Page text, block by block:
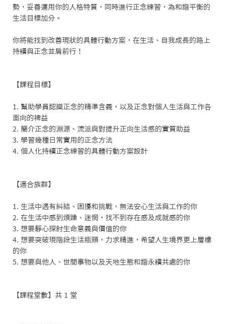
勢，妥善運用你的人格特質，同時進行正念練習，為和諧平衡的
生活目標加分。
你將能找到改善現狀的具體行動方案，在生活、自我成長的路上
持續與正念並肩前行！
【課程目標】
1. 幫助學員認識正念的精準含義，以及正念對個人生活與工作各
面向的裨益
2. 簡介正念的淵源、流派與對提升正向生活感的實質助益
3. 學習幾種日常實用的正念方法
4. 個人化持續正念練習的具體行動方案設計
【適合族群】
1. 生活中遇有糾結、困擾和挑戰，無法安心生活與工作的你
2. 在生活中感到煩躁、迷惘，找不到存在感及成就感的你
3. 想要靜心探討生命意義與價值的你
4. 想要突破現階段生活瓶頸，力求精進，希望人生境界更上層樓
的你
5. 想要與他人、世間事物以及天地生態和諧永續共處的你
【課程堂數】共 1 堂